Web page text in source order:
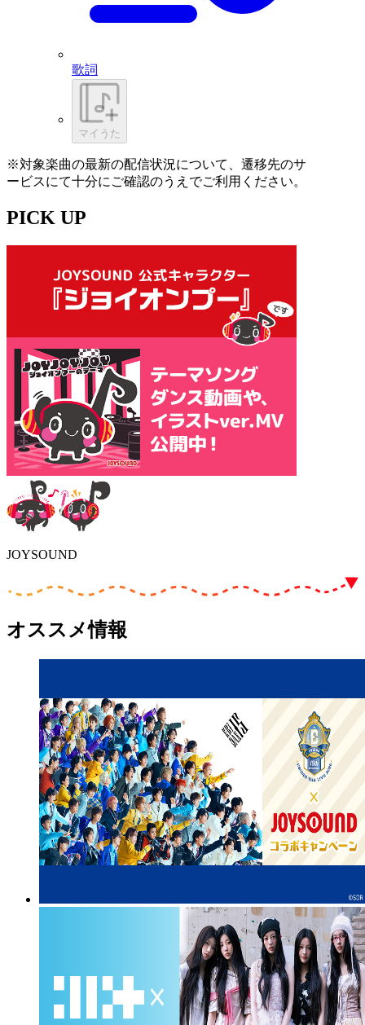
歌詞
マイうた
※対象楽曲の最新の配信状況について、遷移先のサ
ービスにて十分にご確認のうえでご利用ください。
PICK UP
JOYSOUND
オススメ情報